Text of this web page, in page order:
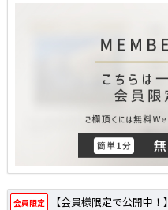
会員限定 【会員様限定で公開中！】